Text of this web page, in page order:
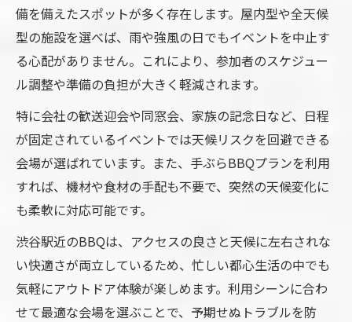
備を備えたスポットが多く存在します。屋内型や全天候
型の施設を選べば、雨や強風の日でもイベントを中止す
る心配がありません。これにより、参加者のスケジュー
ル調整や準備の負担が大きく軽減されます。
特に会社の歓送迎会や同窓会、家族の記念日など、日程
が固定されているイベントでは天候リスクを回避できる
会場が選ばれています。また、手ぶらBBQプランを利用
すれば、機材や食材の手配も不要で、突然の天候変化に
も柔軟に対応可能です。
渋谷駅近のBBQは、アクセスの良さと天候に左右されな
い快適さが両立しているため、忙しい都心生活の中でも
気軽にアウトドア体験が楽しめます。利用シーンに合わ
せて最適な会場を選ぶことで、予期せぬトラブルを防